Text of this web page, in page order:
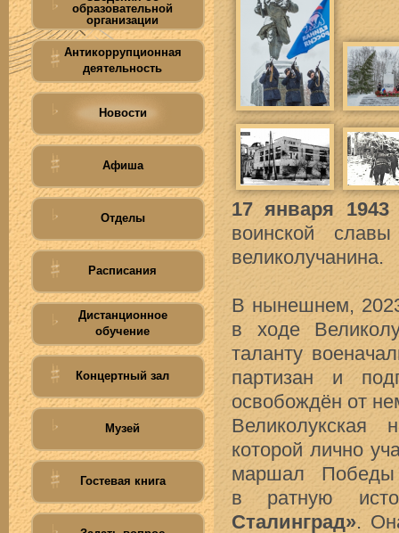
образовательной
организации
Антикоррупционная
деятельность
Новости
Афиша
Отделы
Расписания
Дистанционное
обучение
Концертный зал
Музей
Гостевая книга
17 января 1943
воинской
великолучанина.
В нынешнем,
в ходе
таланту
партизан и
освобождён от
Великолукская
которой лично
маршал
в ратную
Сталинград».